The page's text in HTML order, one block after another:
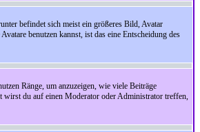
befindet sich meist ein größeres Bild, Avatar
benutzen kannst, ist das eine Entscheidung des
Ränge, um anzuzeigen, wie viele Beiträge
wirst du auf einen Moderator oder Administrator treffen,